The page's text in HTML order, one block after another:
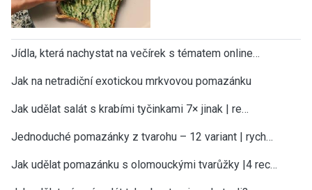
Jídla, která nachystat na večírek s tématem online…
Jak na netradiční exotickou mrkvovou pomazánku
Jak udělat salát s krabími tyčinkami 7× jinak | re…
Jednoduché pomazánky z tvarohu – 12 variant | rych…
Jak udělat pomazánku s olomouckými tvarůžky |4 rec…